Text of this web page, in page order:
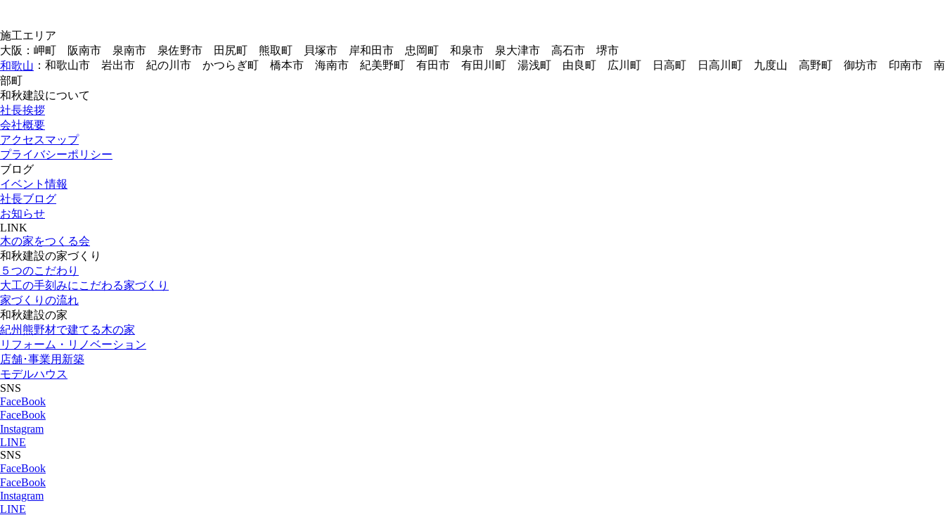
施工エリア
大阪：岬町 阪南市 泉南市 泉佐野市 田尻町 熊取町 貝塚市 岸和田市 忠岡町 和泉市 泉大津市 高石市 堺市
和歌山 ：和歌山市 岩出市 紀の川市 かつらぎ町 橋本市 海南市 紀美野町 有田市 有田川町 湯浅町 由良町 広川町 日高町 日高川町 九度山 高野町 御坊市 印南市 南
部町
和秋建設について
社長挨拶
会社概要
アクセスマップ
プライバシーポリシー
ブログ
イベント情報
社長ブログ
お知らせ
LINK
木の家をつくる会
和秋建設の家づくり
５つのこだわり
大工の手刻みにこだわる家づくり
家づくりの流れ
和秋建設の家
紀州熊野材で建てる木の家
リフォーム・リノベーション
店舗･事業用新築
モデルハウス
SNS
FaceBook
FaceBook
Instagram
LINE
SNS
FaceBook
FaceBook
Instagram
LINE